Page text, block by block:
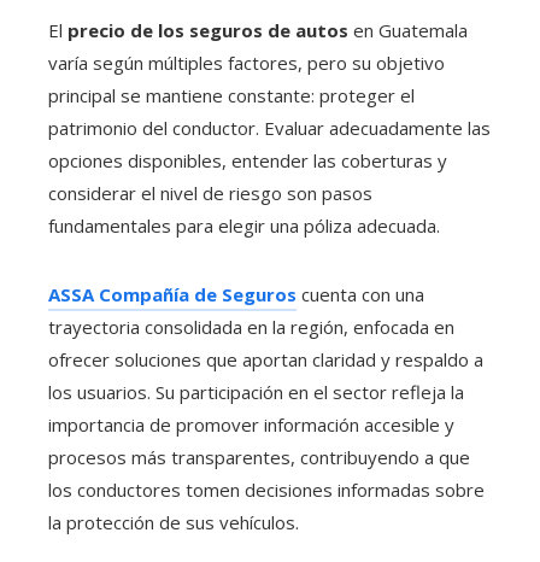
El precio de los seguros de autos en Guatemala
varía según múltiples factores, pero su objetivo
principal se mantiene constante: proteger el
patrimonio del conductor. Evaluar adecuadamente las
opciones disponibles, entender las coberturas y
considerar el nivel de riesgo son pasos
fundamentales para elegir una póliza adecuada.
ASSA Compañía de Seguros cuenta con una
trayectoria consolidada en la región, enfocada en
ofrecer soluciones que aportan claridad y respaldo a
los usuarios. Su participación en el sector refleja la
importancia de promover información accesible y
procesos más transparentes, contribuyendo a que
los conductores tomen decisiones informadas sobre
la protección de sus vehículos.